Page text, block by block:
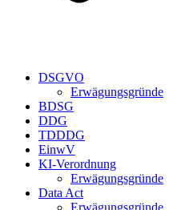
DSGVO
Erwägungsgründe
BDSG
DDG
TDDDG
EinwV
KI-Verordnung
Erwägungsgründe
Data Act
Erwägungsgründe